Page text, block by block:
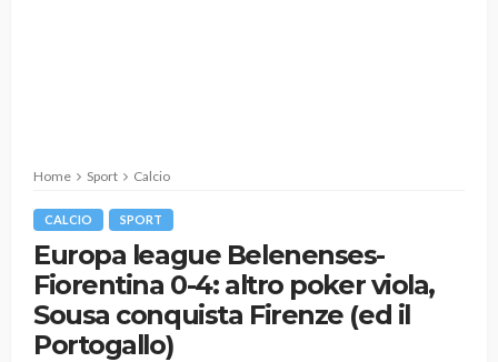
Home Sport Calcio
CALCIO SPORT
Europa league Belenenses-
Fiorentina 0-4: altro poker viola,
Sousa conquista Firenze (ed il
Portogallo)